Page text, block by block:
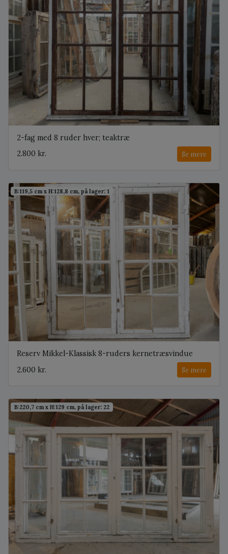
2-fag med 8 ruder hver; teaktræ
2.800 kr.
Se mere
B:119,5 cm x H:128,8 cm, på lager: 1
Reserv Mikkel-Klassisk 8-ruders kernetræsvindue
2.600 kr.
Se mere
B:220,7 cm x H:129 cm, på lager: 22